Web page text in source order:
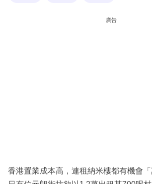
區
廣告
香港置業成本高，連租納米樓都有機會